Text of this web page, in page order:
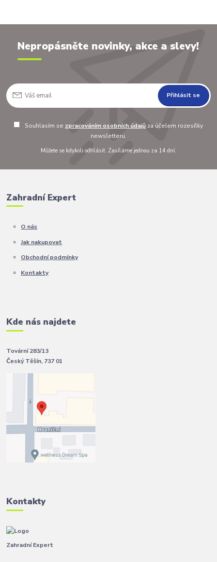
Nepropásněte novinky, akce a slevy!
Přihlásit se
Souhlasím se zpracováním osobních údajů za účelem rozesílky
newsletteru.
Můžete se kdykoli odhlásit. Zasíláme jednou za 14 dní.
Zahradní Expert
O nás
Jak nakupovat
Obchodní podmínky
Kontakty
Kde nás najdete
Tovární 283/13
Český Těšín, 737 01
Kontakty
Zahradní Expert